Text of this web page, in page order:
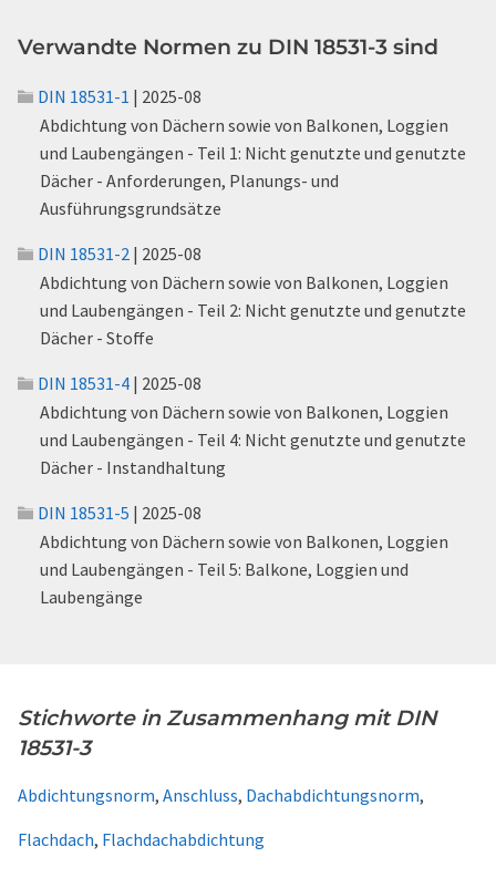
Verwandte Normen zu DIN 18531-3 sind
DIN 18531-1 | 2025-08
Abdichtung von Dächern sowie von Balkonen, Loggien
und Laubengängen - Teil 1: Nicht genutzte und genutzte
Dächer - Anforderungen, Planungs- und
Ausführungsgrundsätze
DIN 18531-2 | 2025-08
Abdichtung von Dächern sowie von Balkonen, Loggien
und Laubengängen - Teil 2: Nicht genutzte und genutzte
Dächer - Stoffe
DIN 18531-4 | 2025-08
Abdichtung von Dächern sowie von Balkonen, Loggien
und Laubengängen - Teil 4: Nicht genutzte und genutzte
Dächer - Instandhaltung
DIN 18531-5 | 2025-08
Abdichtung von Dächern sowie von Balkonen, Loggien
und Laubengängen - Teil 5: Balkone, Loggien und
Laubengänge
Stichworte in Zusammenhang mit DIN
18531-3
Abdichtungsnorm, Anschluss, Dachabdichtungsnorm,
Flachdach, Flachdachabdichtung